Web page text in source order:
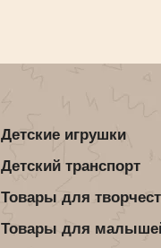
Детские игрушки
Детский транспорт
Товары для
Товары для